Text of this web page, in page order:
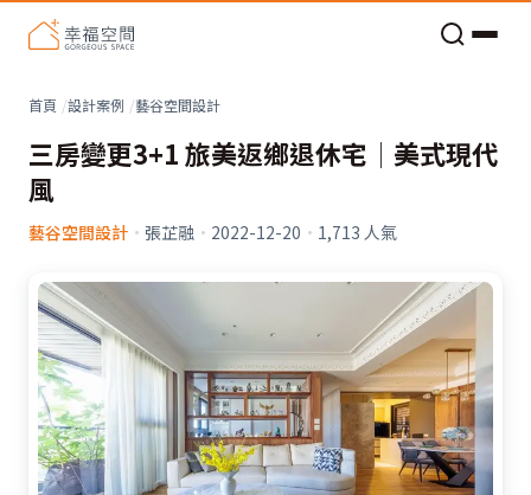
首頁 設計案例 藝谷空間設計
三房變更3+1 旅美返鄉退休宅│美式現代
風
藝谷空間設計 · 張芷融 · 2022-12-20 · 1,713 人氣